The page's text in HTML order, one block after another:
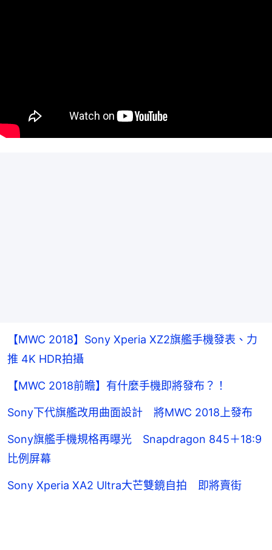
【MWC 2018】Sony Xperia XZ2旗艦手機發表、力
推 4K HDR拍攝
【MWC 2018前瞻】有什麼手機即將發布？！
Sony下代旗艦改用曲面設計 將MWC 2018上發布
Sony旗艦手機規格再曝光 Snapdragon 845＋18:9
比例屏幕
Sony Xperia XA2 Ultra大芒雙鏡自拍 即將賣街